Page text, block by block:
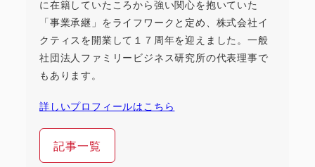
に在籍していたころから強い関心を抱いていた
「事業承継」をライフワークと定め、株式会社イ
クティスを開業して１７周年を迎えました。一般
社団法人ファミリービジネス研究所の代表理事で
もあります。
詳しいプロフィールはこちら
記事一覧